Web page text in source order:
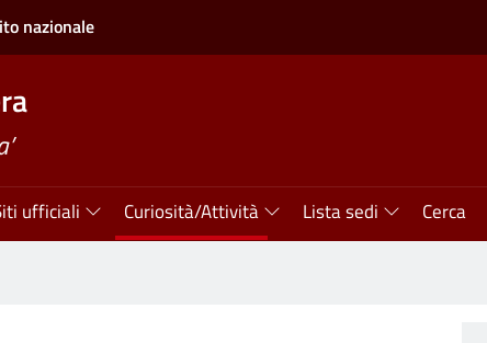
nazionale
ufficiali Curiosità/Attività Lista sedi Cerca